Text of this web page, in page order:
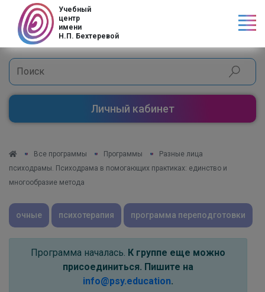
Учебный
центр
имени
Н.П. Бехтеревой
Личный кабинет
Все программы Программы
Разные лица
психодрамы. Психодрама в помогающих практиках: единство и
многообразие метода
очные психотерапия программа переподготовки
Программа началась. К группе еще можно
присоединиться. Пишите на
info@psy.education.
Код страны